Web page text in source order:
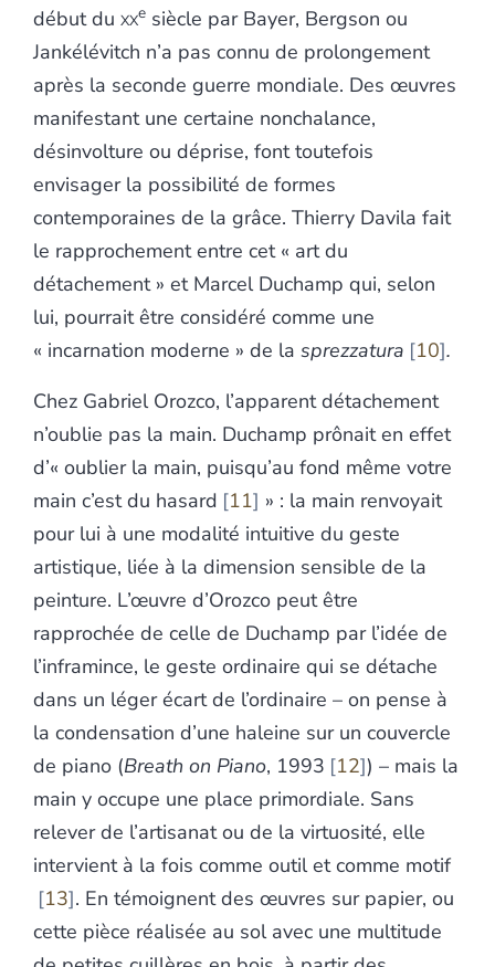
début du xxe siècle par Bayer, Bergson ou
Jankélévitch n’a pas connu de prolongement
après la seconde guerre mondiale. Des œuvres
manifestant une certaine nonchalance,
désinvolture ou déprise, font toutefois
envisager la possibilité de formes
contemporaines de la grâce. Thierry Davila fait
le rapprochement entre cet « art du
détachement » et Marcel Duchamp qui, selon
lui, pourrait être considéré comme une
« incarnation moderne » de la sprezzatura 10 .
Chez Gabriel Orozco, l’apparent détachement
n’oublie pas la main. Duchamp prônait en effet
d’« oublier la main, puisqu’au fond même votre
main c’est du hasard 11 » : la main renvoyait
pour lui à une modalité intuitive du geste
artistique, liée à la dimension sensible de la
peinture. L’œuvre d’Orozco peut être
rapprochée de celle de Duchamp par l’idée de
l’inframince, le geste ordinaire qui se détache
dans un léger écart de l’ordinaire – on pense à
la condensation d’une haleine sur un couvercle
de piano (Breath on Piano, 1993 12 ) – mais la
main y occupe une place primordiale. Sans
relever de l’artisanat ou de la virtuosité, elle
intervient à la fois comme outil et comme motif
13 . En témoignent des œuvres sur papier, ou
cette pièce réalisée au sol avec une multitude